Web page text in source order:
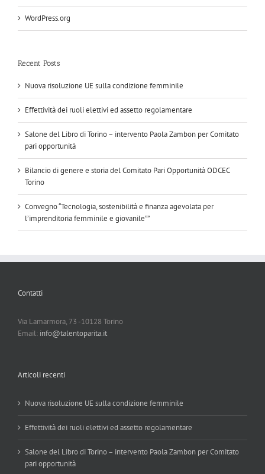
WordPress.org
Recent Posts
Nuova risoluzione UE sulla condizione femminile
Effettività dei ruoli elettivi ed assetto regolamentare
Salone del Libro di Torino – intervento Paola Zambon per Comitato
pari opportunità
Bilancio di genere e storia del Comitato Pari Opportunità ODCEC
Torino
Convegno “Tecnologia, sostenibilità e finanza agevolata per
l’imprenditoria femminile e giovanile””
Contatti
Via Lamarmora, 73 -10128 Torino
Email: info@talentoparita.it
Articoli recenti
Nuova risoluzione UE sulla condizione femminile
Effettività dei ruoli elettivi ed assetto regolamentare
Salone del Libro di Torino – intervento Paola Zambon per Comitato
pari opportunità